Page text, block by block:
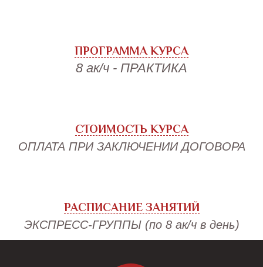
ПРОГРАММА КУРСА
8 ак/ч - ПРАКТИКА
СТОИМОСТЬ КУРСА
ОПЛАТА ПРИ ЗАКЛЮЧЕНИИ ДОГОВОРА
РАСПИСАНИЕ ЗАНЯТИЙ
ЭКСПРЕСС-ГРУППЫ (по 8 ак/ч в день)